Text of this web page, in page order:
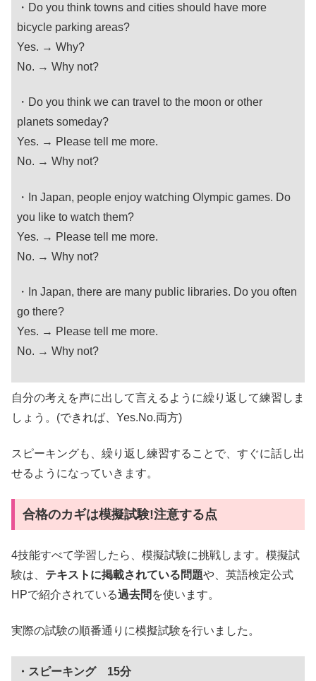
・Do you think towns and cities should have more
bicycle parking areas?
Yes. → Why?
No. → Why not?
・Do you think we can travel to the moon or other
planets someday?
Yes. → Please tell me more.
No. → Why not?
・In Japan, people enjoy watching Olympic games. Do
you like to watch them?
Yes. → Please tell me more.
No. → Why not?
・In Japan, there are many public libraries. Do you often
go there?
Yes. → Please tell me more.
No. → Why not?
自分の考えを声に出して言えるように繰り返して練習しま
しょう。(できれば、Yes.No.両方)
スピーキングも、繰り返し練習することで、すぐに話し出
せるようになっていきます。
合格のカギは模擬試験!注意する点
4技能すべて学習したら、模擬試験に挑戦します。模擬試
験は、 テキストに掲載されている問題や、英語検定公式
HPで紹介されている過去問 を使います。
実際の試験の順番通りに模擬試験を行いました。
・スピーキング 15分